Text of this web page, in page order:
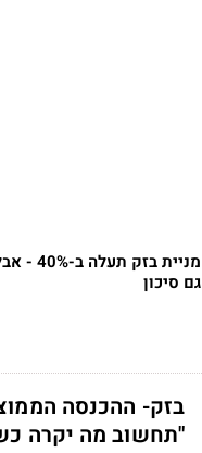
מניית בזק
גם סיכון
"תחשוב מה יקרה כשנגיע ל-50% וגם